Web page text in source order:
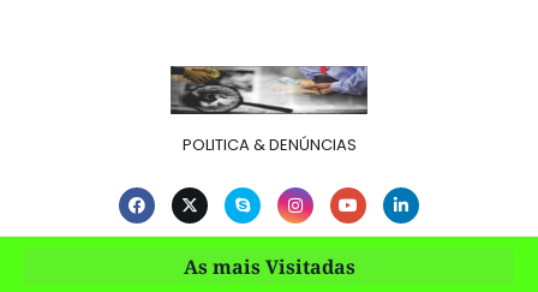
POLITICA & DENÚNCIAS
As mais Visitadas